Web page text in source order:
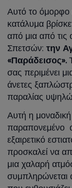
Αυτό το όμορφο
κατάλυμα
από μια από τις
Σπετσών: την
«Παράδεισος».
σας περιμένει
άνετες
παραλίας
Αυτή η
παραπονεμένο
εξαιρετικό
προσκαλεί να
μια χαλαρή
συμπληρώνεται